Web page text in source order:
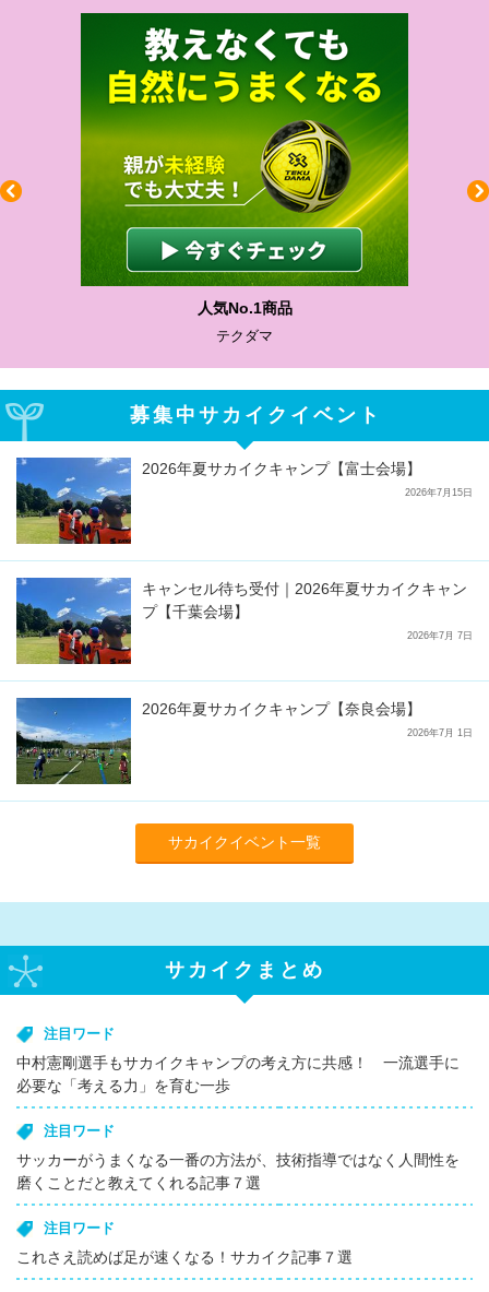
わかりやすい質問に沿って書ける
サカイクサッカーノート
募集中サカイクイベント
2026年夏サカイクキャンプ【富士会場】
2026年7月15日
キャンセル待ち受付｜2026年夏サカイクキャン
プ【千葉会場】
2026年7月 7日
2026年夏サカイクキャンプ【奈良会場】
2026年7月 1日
サカイクイベント一覧
サカイクまとめ
注目ワード
中村憲剛選手もサカイクキャンプの考え方に共感！ 一流選手に
必要な「考える力」を育む一歩
注目ワード
サッカーがうまくなる一番の方法が、技術指導ではなく人間性を
磨くことだと教えてくれる記事７選
注目ワード
これさえ読めば足が速くなる！サカイク記事７選